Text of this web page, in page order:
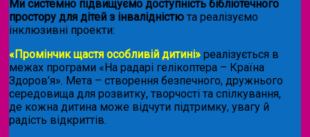
Ми системно підвищуємо доступність бібліотечного
простору для дітей з інвалідністю та реалізуємо
інклюзивні проекти:
«Промінчик щастя особливій дитині» реалізується в
межах програми «На радарі гелікоптера – Країна
Здоров’я». Мета – створення безпечного, дружнього
середовища для розвитку, творчості та спілкування,
де кожна дитина може відчути підтримку, увагу й
радість відкриттів.